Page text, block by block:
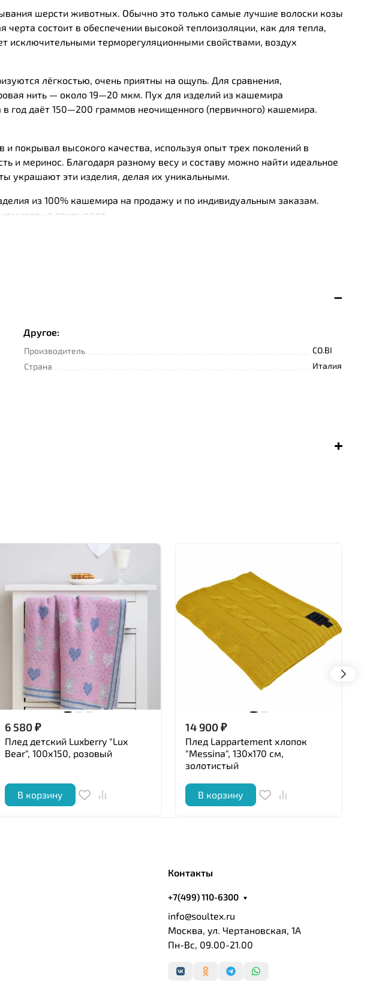
шерсти животных. Обычно это только самые лучшие волоски козы
состоит в обеспечении высокой теплоизоляции, как для тепла,
исключительными терморегуляционными свойствами, воздух
лёгкостью, очень приятны на ощупь. Для сравнения,
нить — около 19—20 мкм. Пух для изделий из кашемира
даёт 150—200 граммов неочищенного (первичного) кашемира.
покрывал высокого качества, используя опыт трех поколений в
и меринос. Благодаря разному весу и составу можно найти идеальное
украшают эти изделия, делая их уникальными.
из 100% кашемира на продажу и по индивидуальным заказам.
покрывала.
домашние льняные линии текстиля, используя наиболее ценные
осуществляет постоянный выбор цветов и дизайна своих изделий,
пледы с классическим, а также современным дизайном,
тщательно сосредоточен на качестве отделки - одной из типичных его
Другое:
Производитель
CO.BI
Страна
Италия
6 580₽
Плед детский Luxberry "Lux
Bear", 100х150, розовый
В корзину
14 900₽
Плед Lappartement хлопок
"Messina", 130x170 см,
золотистый
В корзину
Контакты
+7(499) 110-6300
info@soultex.ru
Москва, ул. Чертановская, 1А
Пн-Вс, 09.00-21.00